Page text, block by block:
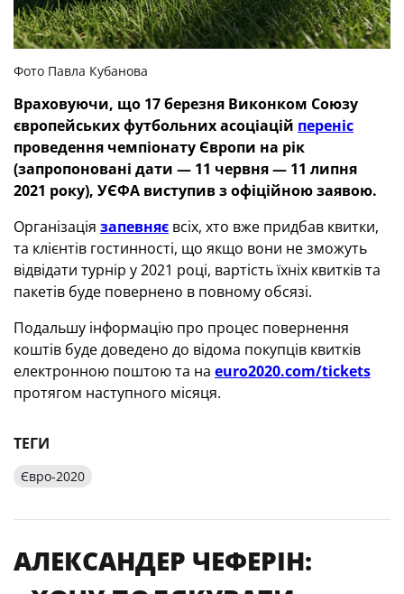
Фото Павла Кубанова
Враховуючи, що 17 березня Виконком Союзу
європейських футбольних асоціацій переніс
проведення чемпіонату Європи на рік
(запропоновані дати — 11 червня — 11 липня
2021 року), УЄФА виступив з офіційною заявою.
Організація запевняє всіх, хто вже придбав квитки,
та клієнтів гостинності, що якщо вони не зможуть
відвідати турнір у 2021 році, вартість їхніх квитків та
пакетів буде повернено в повному обсязі.
Подальшу інформацію про процес повернення
коштів буде доведено до відома покупців квитків
електронною поштою та на euro2020.com/tickets
протягом наступного місяця.
ТЕГИ
Євро-2020
АЛЕКСАНДЕР ЧЕФЕРІН: